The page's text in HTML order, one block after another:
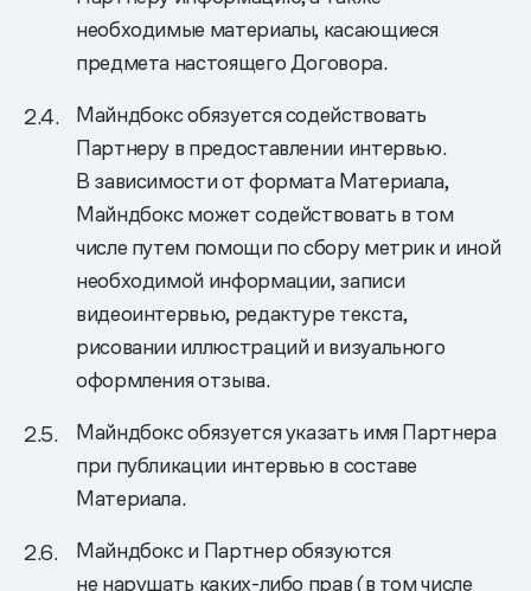
необходимые материалы, касающиеся
предмета настоящего Договора.
Майндбокс обязуется содействовать
Партнеру в предоставлении интервью.
В зависимости от формата Материала,
Майндбокс может содействовать в том
числе путем помощи по сбору метрик и иной
необходимой информации, записи
видеоинтервью, редактуре текста,
рисовании иллюстраций и визуального
оформления отзыва.
Майндбокс обязуется указать имя Партнера
при публикации интервью в составе
Материала.
Майндбокс и Партнер обязуются
не нарушать каких-либо прав (в том числе